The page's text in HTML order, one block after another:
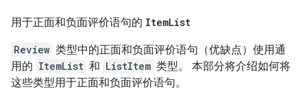
用于正面和负面评价语句的 ItemList
Review 类型中的正面和负面评价语句（优缺点）使用通
用的 ItemList 和 ListItem 类型。 本部分将介绍如何将
这些类型用于正面和负面评价语句。